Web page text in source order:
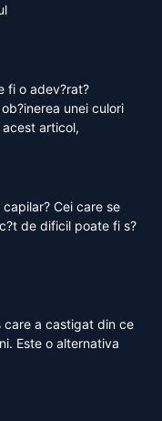
fi o adev?rat?
unei culori
articol,
Cei care se
de dificil poate fi s?
care a castigat din ce
Este o alternativa